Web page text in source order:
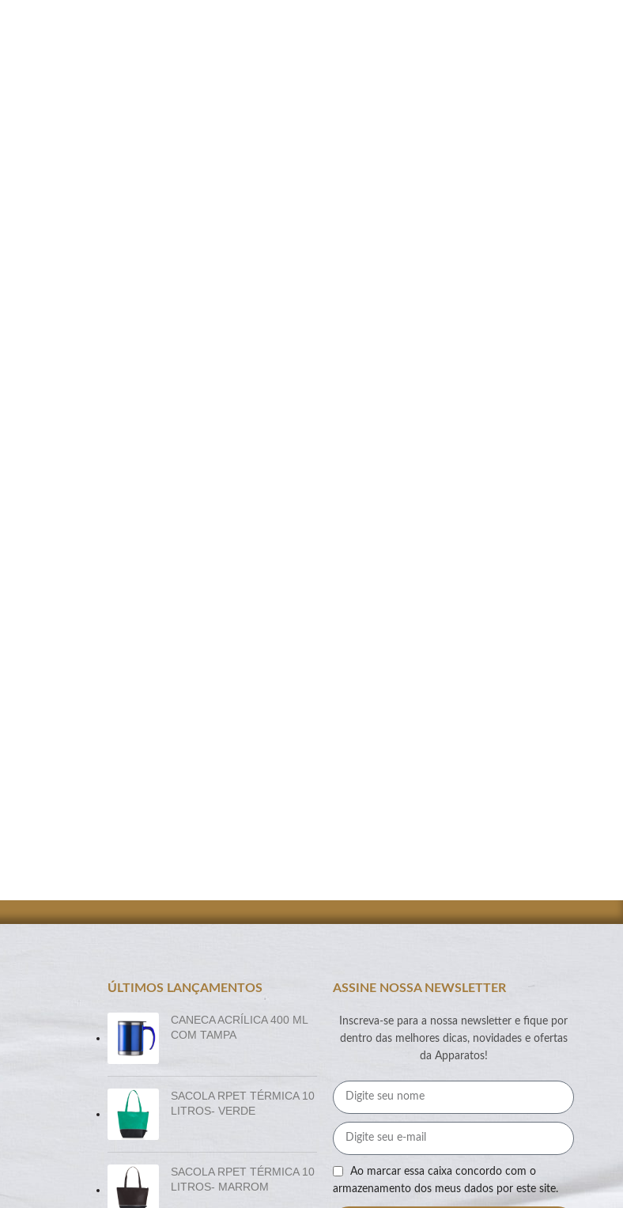
ÚLTIMOS LANÇAMENTOS
CANECA ACRÍLICA 400 ML
COM TAMPA
SACOLA RPET TÉRMICA 10
LITROS- VERDE
SACOLA RPET TÉRMICA 10
LITROS- MARROM
ASSINE NOSSA NEWSLETTER
Inscreva-se para a nossa newsletter e fique por
dentro das melhores dicas, novidades e ofertas
da Apparatos!
Ao marcar essa caixa concordo com o
armazenamento dos meus dados por este site.